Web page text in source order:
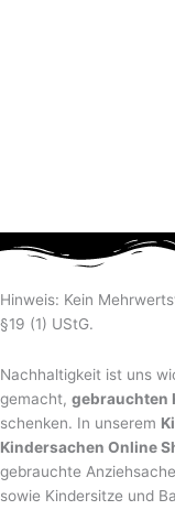
Hinweis: Kein
§19 (1) UStG.
Nachhaltigkeit ist uns
gemacht, gebrauchten
schenken. In unserem
Kindersachen Online
gebrauchte
sowie Kindersitze und